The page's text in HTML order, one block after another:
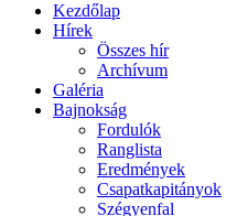
Kezdőlap
Hírek
Összes hír
Archívum
Galéria
Bajnokság
Fordulók
Ranglista
Eredmények
Csapatkapitányok
Szégyenfal